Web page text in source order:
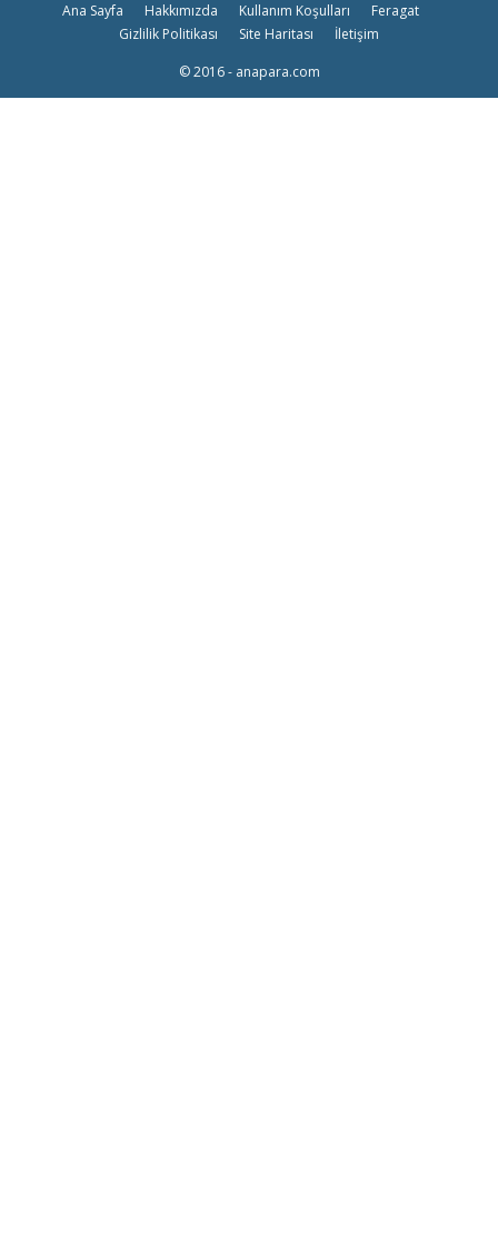
Ana Sayfa Hakkımızda Kullanım Koşulları
Feragat
Gizlilik Politikası
Site Haritası
İletişim
© 2016 - anapara.com